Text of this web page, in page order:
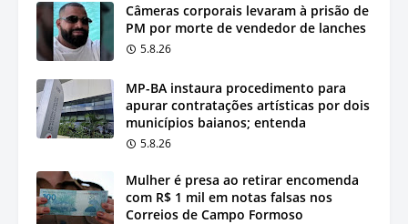
Câmeras corporais levaram à prisão de
PM por morte de vendedor de lanches
5.8.26
MP-BA instaura procedimento para
apurar contratações artísticas por dois
municípios baianos; entenda
5.8.26
Mulher é presa ao retirar encomenda
com R$ 1 mil em notas falsas nos
Correios de Campo Formoso